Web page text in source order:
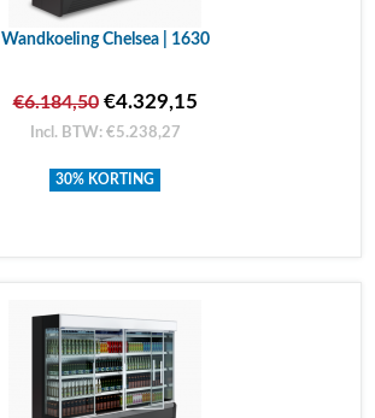
Wandkoeling Chelsea | 1630
€6.184,50€4.329,15
Incl. BTW: €5.238,27
30% KORTING